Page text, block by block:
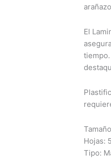
El
Hojas:
Tipo: